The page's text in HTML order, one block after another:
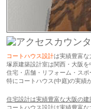
コートハウス設計は実績豊富
塚原建築設計室は関西・大阪
住宅・店舗・リフォーム・スポ
特にコートハウス(中庭)の実績
住宅設計は実績豊富な大阪の
コートハウス設計は実績豊富